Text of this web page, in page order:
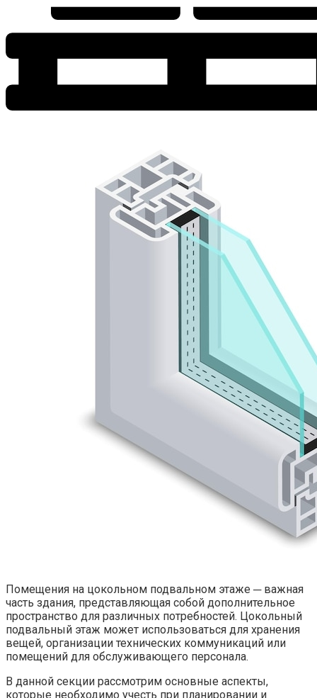
Помещения на цокольном подвальном этаже ─ важная
часть здания, представляющая собой дополнительное
пространство для различных потребностей.​ Цокольный
подвальный этаж может использоваться для хранения
вещей, организации технических коммуникаций или
помещений для обслуживающего персонала.​
В данной секции рассмотрим основные аспекты,
которые необходимо учесть при планировании и